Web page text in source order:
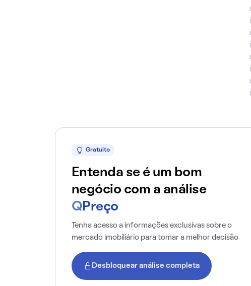
Gratuito
Entenda se é um bom
negócio com a análise
Q Preço
Tenha acesso a informações exclusivas sobre o
mercado imobiliário para tomar a melhor decisão
Desbloquear análise completa